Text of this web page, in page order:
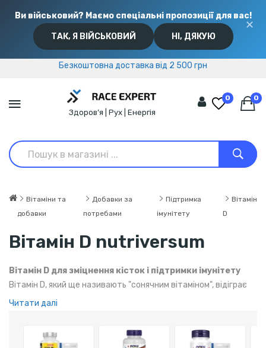
Ви військовий? Маємо спеціальні пропозиції для вас!
ТАК, Я ВІЙСЬКОВИЙ НІ, ДЯКУЮ
✕
Безкоштовна доставка від 2 500 грн
Безкоштовна доставка від 2 500 грн
Здоров’я | Рух | Енергія
0 0
Вітаміни та
добавки
Добавки за
потребами
Підтримка
імунітету
Вітамін
D
Вітамін D nutriversum
Вітамін D для зміцнення кісток і підтримки імунітету
Вітамін D, який ще називають "сонячним вітаміном", відіграє
незамінну роль у підтримці здоров'я кісток, імунної системи
кількості вітаміну D з їжею або добавками є важливим для
підтримки здоров’я, особливо в зимовий період, коли кількість
Читати далі